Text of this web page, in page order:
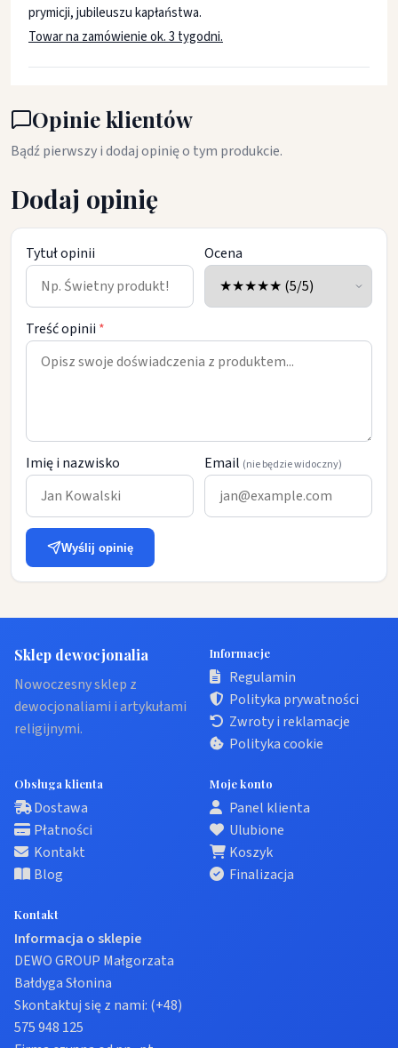
prymicji, jubileuszu kapłaństwa.
Towar na zamówienie ok. 3 tygodni.
Opinie klientów
Bądź pierwszy i dodaj opinię o tym produkcie.
Dodaj opinię
Tytuł opinii Ocena
Treść opinii *
Imię i nazwisko Email (nie będzie widoczny)
Wyślij opinię
Sklep dewocjonalia
Nowoczesny sklep z
dewocjonaliami i artykułami
religijnymi.
Informacje
Regulamin
Polityka prywatności
Zwroty i reklamacje
Polityka cookie
Obsługa klienta
Dostawa
Płatności
Kontakt
Blog
Moje konto
Panel klienta
Ulubione
Koszyk
Finalizacja
Kontakt
Informacja o sklepie
DEWO GROUP Małgorzata
Bałdyga Słonina
Skontaktuj się z nami: (+48)
575 948 125